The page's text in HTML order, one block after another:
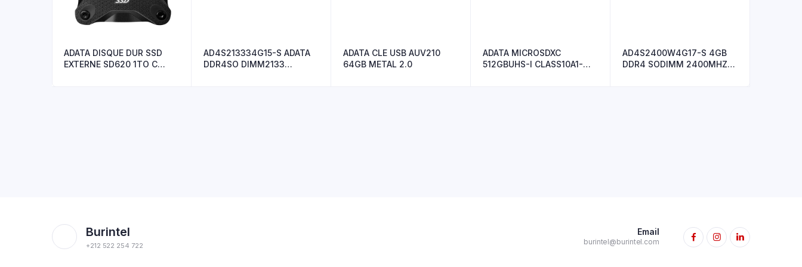
ADATA DISQUE DUR SSD
EXTERNE SD620 1TO C
AD4S213334G15-S ADATA
DDR4SO DIMM2133
ADATA CLE USB AUV210
64GB METAL 2.0
ADATA MICROSDXC
512GBUHS-I CLASS10A1-
AD4S2400W4G17-S 4GB
DDR4 SODIMM 2400MHZ
Burintel
+212 522 254 722
Email
burintel@burintel.com